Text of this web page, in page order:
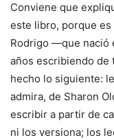
Conviene que
este libro, porque
Rodrigo —que nació
años escribiendo
hecho lo siguiente:
admira, de Sharon
escribir a partir de
ni los versiona; los